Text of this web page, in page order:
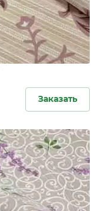
Заказать